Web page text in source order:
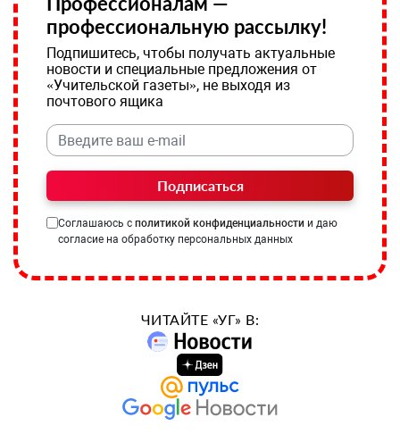
профессиональную рассылку!
Подпишитесь, чтобы получать актуальные
новости и специальные предложения от
«Учительской газеты», не выходя из
почтового ящика
Подписаться
Соглашаюсь с политикой конфиденциальности и даю
согласие на обработку персональных данных
ЧИТАЙТЕ «УГ» В: